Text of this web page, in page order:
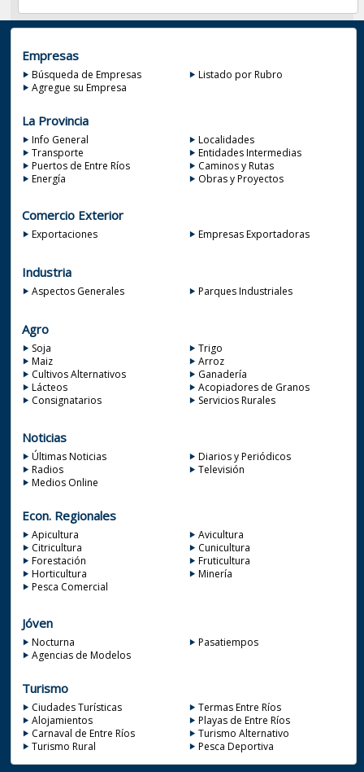
Empresas
Búsqueda de Empresas
Listado por Rubro
Agregue su Empresa
La Provincia
Info General
Localidades
Transporte
Entidades Intermedias
Puertos de Entre Ríos
Caminos y Rutas
Energía
Obras y Proyectos
Comercio Exterior
Exportaciones Empresas Exportadoras
Industria
Aspectos Generales Parques Industriales
Agro
Soja
Trigo
Maiz
Arroz
Cultivos Alternativos
Ganadería
Lácteos
Acopiadores de Granos
Consignatarios
Servicios Rurales
Noticias
Últimas Noticias
Diarios y Periódicos
Radios
Televisión
Medios Online
Econ. Regionales
Apicultura
Avicultura
Citricultura
Cunicultura
Forestación
Fruticultura
Horticultura
Minería
Pesca Comercial
Jóven
Nocturna
Pasatiempos
Agencias de Modelos
Turismo
Ciudades Turísticas
Termas Entre Ríos
Alojamientos
Playas de Entre Ríos
Carnaval de Entre Ríos
Turismo Alternativo
Turismo Rural
Pesca Deportiva